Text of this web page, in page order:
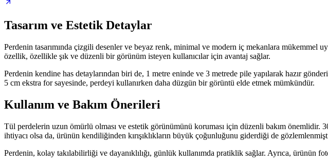
Tasarım ve Estetik Detaylar
Perdenin tasarımında çizgili desenler ve beyaz renk, minimal ve modern iç mekanlara mükemmel
özellik, özellikle şık ve düzenli bir görünüm isteyen kullanıcılar için avantaj sağlar.
Perdenin kendine has detaylarından biri de, 1 metre eninde ve 3 metrede pile yapılarak hazır
5 cm ekstra for sayesinde, perdeyi kullanırken daha düzgün bir görüntü elde etmek mümkündür.
Kullanım ve Bakım Önerileri
Tül perdelerin uzun ömürlü olması ve estetik görünümünü koruması için düzenli bakım önemlidir.
ihtiyacı olsa da, ürünün kendiliğinden kırışıklıkların büyük çoğunluğunu giderdiği de
Perdenin, kolay takılabilirliği ve dayanıklılığı, günlük kullanımda pratiklik sağlar. Ayrıca,